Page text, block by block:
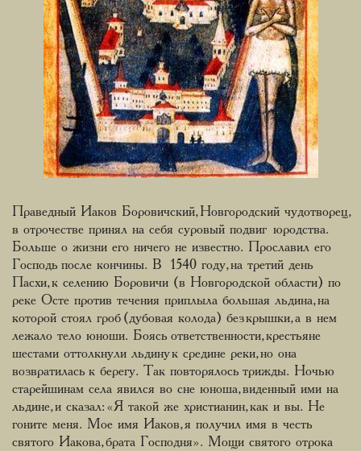
Праведный Иаков Боровичский, Новгородский чудотворец,
в отрочестве принял на себя суровый подвиг юродства.
Больше о жизни его ничего не известно. Прославил его
Господь после кончины. В 1540 году, на третий день
Пасхи, к селению Боровичи (в Новгородской области) по
реке Осте против течения приплыла большая льдина, на
которой стоял гроб (дубовая колода) без крышки, а в нем
лежало тело юноши. Боясь ответственности, крестьяне
шестами оттолкнули льдину к средине реки, но она
возвратилась к берегу. Так повторялось трижды. Ночью
старейшинам села явился во сне юноша, виденный ими на
льдине, и сказал: «Я такой же христианин, как и вы. Не
гоните меня. Мое имя Иаков, я получил имя в честь
святого Иакова, брата Господня». Мощи святого отрока